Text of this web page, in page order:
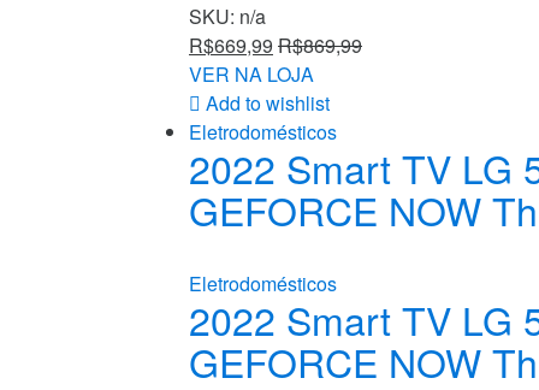
SKU: n/a
R$669,99 R$869,99
VER NA LOJA
Add to wishlist
Eletrodomésticos
2022 Smart TV LG
GEFORCE NOW
Eletrodomésticos
2022 Smart TV LG
GEFORCE NOW